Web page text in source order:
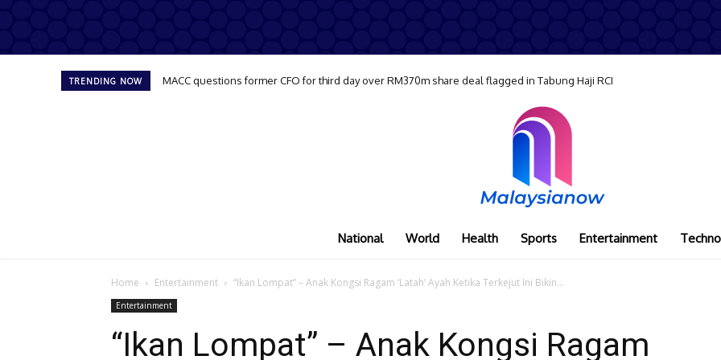
TRENDING NOW MACC questions former CFO for third day over RM370m share deal flagged in Tabung Haji RCI
National World Health Sports Entertainment
Home Entertainment “Ikan Lompat” – Anak Kongsi Ragam ‘Latah’ Ayah Ketika Terkejut Ini Bikin...
Entertainment
“Ikan Lompat” – Anak Kongsi Ragam